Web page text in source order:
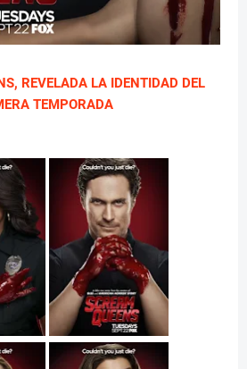
REVELADA LA IDENTIDAD DEL
TEMPORADA